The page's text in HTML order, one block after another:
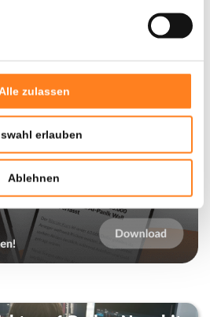
zulassen
erlauben
Ablehnen